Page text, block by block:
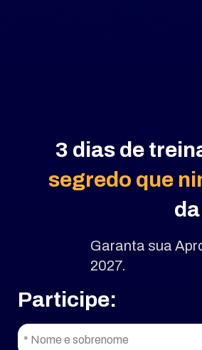
3 dias de
segredo que
da
Garanta sua
2027.
Participe: